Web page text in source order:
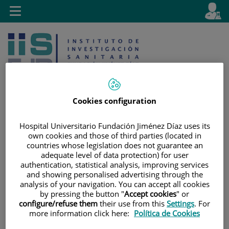
Saltar al contenido
contenido
Selector
activo
es
Buscar
Toggle
navigation
Cookies configuration
Hospital Universitario Fundación Jiménez Díaz uses its
own cookies and those of third parties (located in
countries whose legislation does not guarantee an
adequate level of data protection) for user
authentication, statistical analysis, improving services
and showing personalised advertising through the
analysis of your navigation. You can accept all cookies
by pressing the button "Accept cookies" or
configure/refuse them their use from this Settings. For
more information click here: Política de Cookies